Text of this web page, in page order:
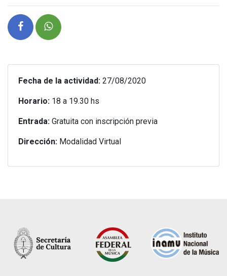
Fecha de la actividad: 27/08/2020
Horario: 18 a 19.30 hs
Entrada: Gratuita con inscripción previa
Dirección: Modalidad Virtual